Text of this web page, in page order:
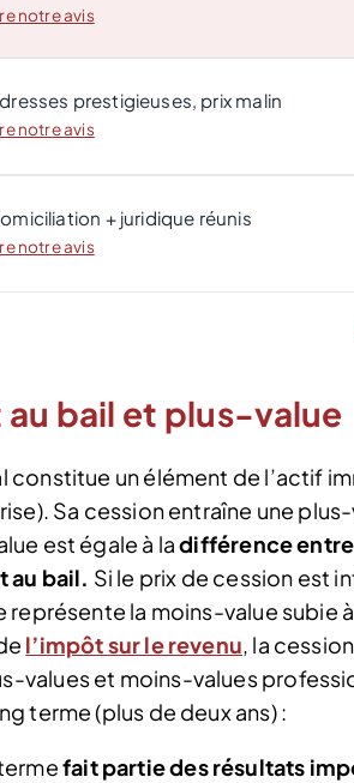
notre avis
prestigieuses, prix malin
notre avis
+ juridique réunis
notre avis
bail et plus-value
constitue un élément de l’actif
Sa cession entraîne une
est égale à ladifférence
au bail. Si le prix de cession est
la moins-value subie
l’impôt sur le revenu, la
values et moins-values
terme (plus de deux ans) :
fait partie des résultats